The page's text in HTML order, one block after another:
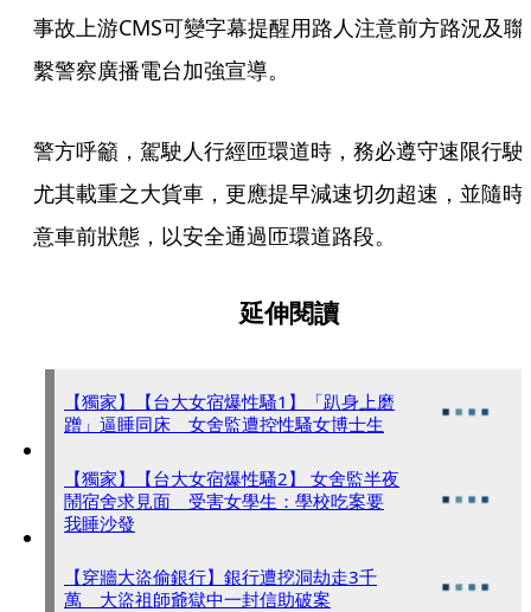
事故上游CMS可變字幕提醒用路人注意前方路況及聯
繫警察廣播電台加強宣導。
警方呼籲，駕駛人行經匝環道時，務必遵守速限行駛
尤其載重之大貨車，更應提早減速切勿超速，並隨時
意車前狀態，以安全通過匝環道路段。
延伸閱讀
【獨家】【台大女宿爆性騷1】「趴身上磨
蹭」逼睡同床 女舍監遭控性騷女博士生
【獨家】【台大女宿爆性騷2】 女舍監半夜
鬧宿舍求見面 受害女學生：學校吃案要
我睡沙發
【穿牆大盜偷銀行】銀行遭挖洞劫走3千
萬 大盜祖師爺獄中一封信助破案